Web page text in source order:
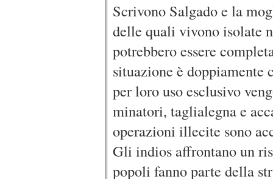
Scrivono Salgado e la
delle quali vivono isolate
potrebbero essere
situazione è
per loro uso esclusivo
minatori, taglialegna e
operazioni illecite sono
Gli indios affrontano un
popoli fanno parte della